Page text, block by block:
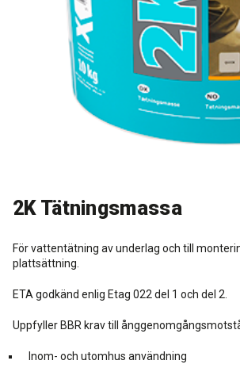
Rengöring och skötsel
Putsbruk och målarfärg
Stegljudsmembran
Kurs för proffs
Historik
Downloads
Tekniska frågor
Återförsäljare
2K Tätningsmassa
För vattentätning av underlag och till
plattsättning.
ETA godkänd enlig Etag 022 del 1 och del 2.
Uppfyller BBR krav till
Inom- och utomhus användning